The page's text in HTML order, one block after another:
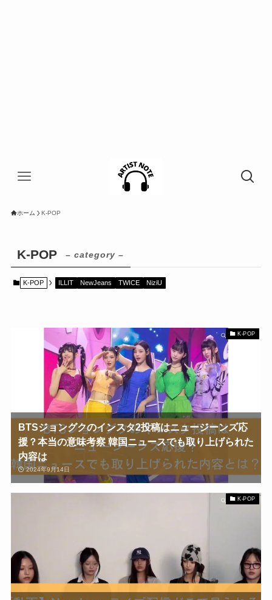
ホーム K-POP
K-POP – category –
K-POP ILLIT NewJeans TWICE NiziU
K-POP
BTSジョングクのインスタ2投稿はニュージーンズ応
援？本当の意味考察 韓国ニュースでも取り上げられた
内容は
2024年9月14日
K-POP